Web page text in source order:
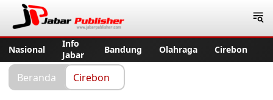
Nasional
Info
Jabar
Bandung Olahraga Cirebon
Beranda Cirebon